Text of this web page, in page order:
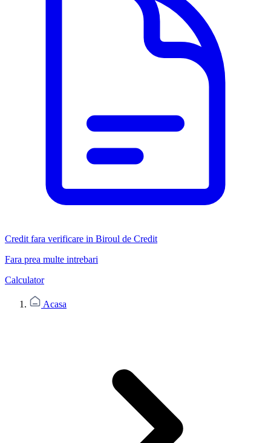
Credit fara verificare in Biroul de Credit
Fara prea multe intrebari
Calculator
Acasa